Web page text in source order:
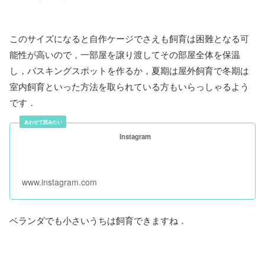
このサイズになると自作ケージでさえも飼育は困難となる可
能性が高いので，一部屋を譲り渡してその部屋全体を保温
し，バスキングスポットを作るか，夏期は屋外飼育で冬期は
室内飼育といった方法を取られている方もいらっしゃるよう
です．
Instagram
www.instagram.com
ベランダでも小さいうちは飼育できますね．